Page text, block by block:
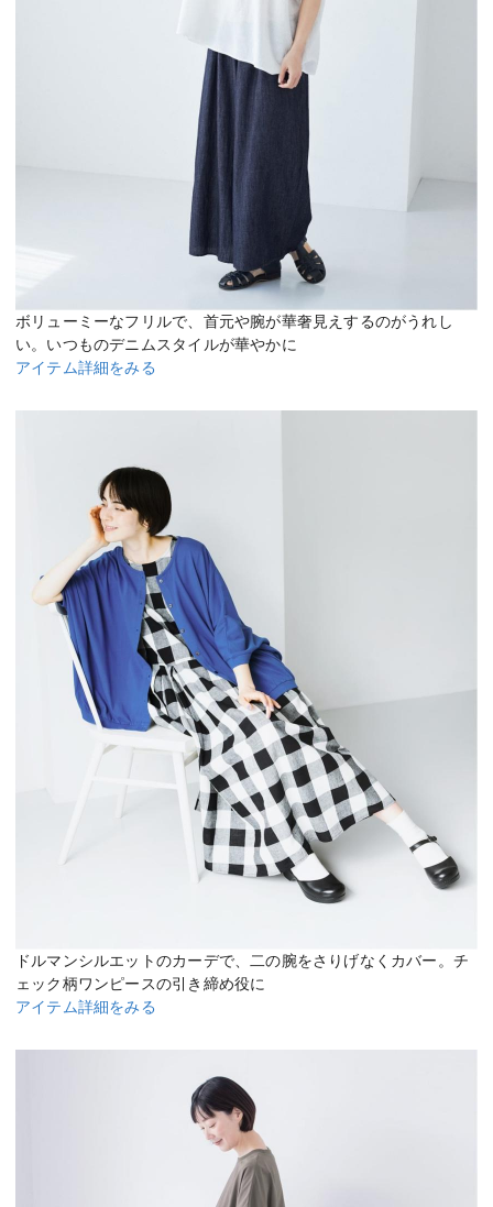
ボリューミーなフリルで、首元や腕が華奢見えするのがうれし
い。いつものデニムスタイルが華やかに
アイテム詳細をみる
ドルマンシルエットのカーデで、二の腕をさりげなくカバー。チ
ェック柄ワンピースの引き締め役に
アイテム詳細をみる